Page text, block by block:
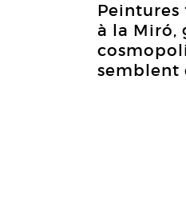
Peintures
à la Miró,
semblent